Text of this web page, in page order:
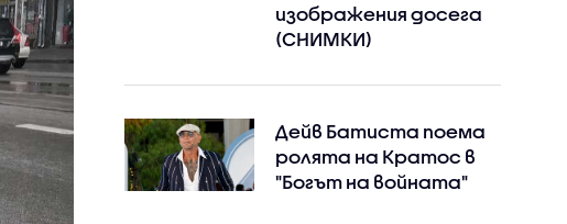
изображения досега
(СНИМКИ)
Дейв Батиста поема
ролята на Кратос в
"Богът на войната"